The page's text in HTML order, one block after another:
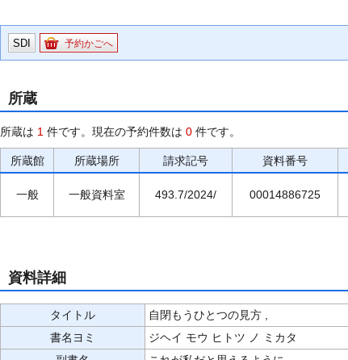
SDI 予約かごへ
所蔵
所蔵は 1 件です。現在の予約件数は 0 件です。
所蔵館 所蔵場所 請求記号 資料番号
一般 一般資料室 493.7/2024/ 00014886725
資料詳細
タイトル
自閉もうひとつの見方 ,
書名ヨミ
ジヘイ モウ ヒトツ ノ ミカタ